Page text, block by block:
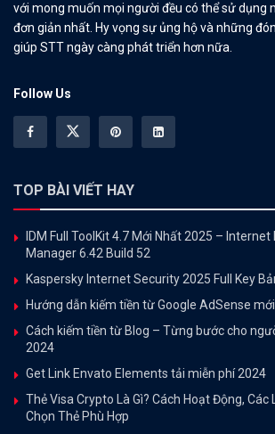
với mong muốn mọi người đều có thể sử dụng
đơn giản nhất. Hy vọng sự ủng hộ và những
giúp STT ngày càng phát triển hơn nữa.
Follow Us
TOP BÀI VIẾT HAY
IDM Full ToolKit 4.7 Mới Nhất 2025 – Internet
Manager 6.42 Build 52
Kaspersky Internet Security 2025 Full Key
Hướng dẫn kiếm tiền từ Google AdSense
Cách kiếm tiền từ Blog – Từng bước cho
2024
Get Link Envato Elements tải miễn phí 2024
Thẻ Visa Crypto Là Gì? Cách Hoạt Động, Các
Chọn Thẻ Phù Hợp